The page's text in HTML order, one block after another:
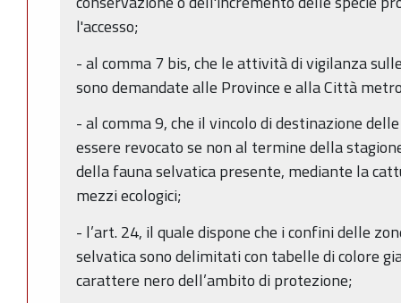
l'accesso;
- al comma 7 bis, che le attività di vigilanza
sono demandate alle Province e alla Città
- al comma 9, che il vincolo di destinazione
essere revocato se non al termine della
della fauna selvatica presente, mediante la
mezzi ecologici;
- l’art. 24, il quale dispone che i confini delle
selvatica sono delimitati con tabelle di colore
carattere nero dell’ambito di protezione;